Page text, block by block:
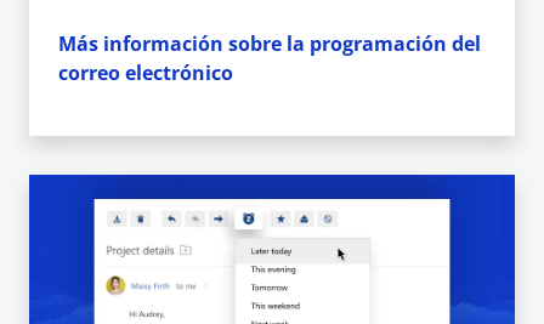
Más información sobre la programación del
correo electrónico